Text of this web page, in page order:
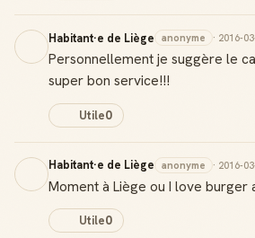
Habitant·e de Liège anonyme · 2016-
Personnellement je suggère le
super bon service!!!
Utile0
Habitant·e de Liège anonyme · 2016-
Moment à Liège ou I love burger
Utile0